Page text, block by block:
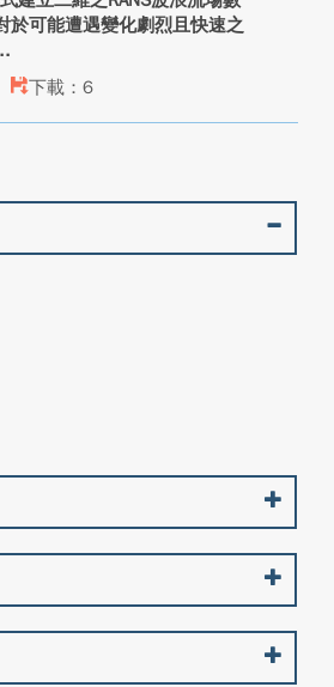
於可能遭遇變化劇烈且快速之
下載：6